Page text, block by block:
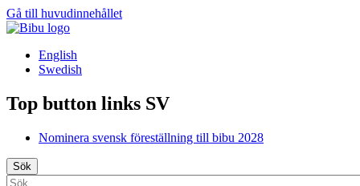
Gå till huvudinnehållet
English
Swedish
Top button links SV
Nominera svensk föreställning till bibu 2028
Sök